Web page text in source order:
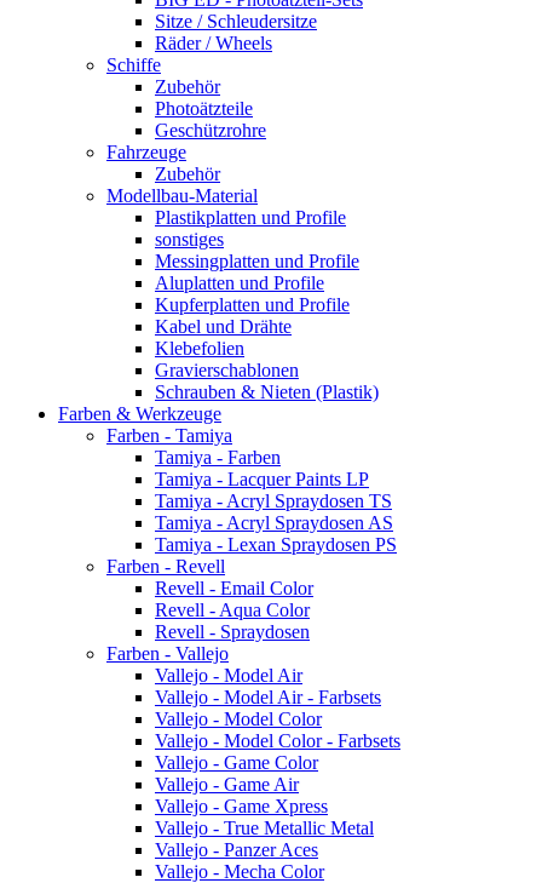
Sitze / Schleudersitze
Räder / Wheels
Schiffe
Zubehör
Photoätzteile
Geschützrohre
Fahrzeuge
Zubehör
Modellbau-Material
Plastikplatten und Profile
sonstiges
Messingplatten und Profile
Aluplatten und Profile
Kupferplatten und Profile
Kabel und Drähte
Klebefolien
Gravierschablonen
Schrauben & Nieten (Plastik)
Farben & Werkzeuge
Farben - Tamiya
Tamiya - Farben
Tamiya - Lacquer Paints LP
Tamiya - Acryl Spraydosen TS
Tamiya - Acryl Spraydosen AS
Tamiya - Lexan Spraydosen PS
Farben - Revell
Revell - Email Color
Revell - Aqua Color
Revell - Spraydosen
Farben - Vallejo
Vallejo - Model Air
Vallejo - Model Air - Farbsets
Vallejo - Model Color
Vallejo - Model Color - Farbsets
Vallejo - Game Color
Vallejo - Game Air
Vallejo - Game Xpress
Vallejo - True Metallic Metal
Vallejo - Panzer Aces
Vallejo - Mecha Color